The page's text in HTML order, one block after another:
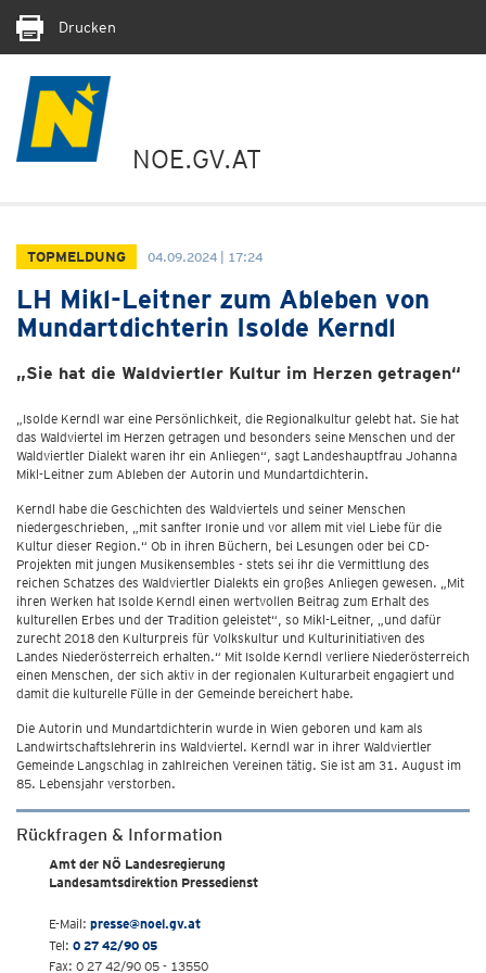
Drucken
NOE.GV.AT
TOPMELDUNG 04.09.2024 | 17:24
LH Mikl-Leitner zum Ableben von
Mundartdichterin Isolde Kerndl
„Sie hat die Waldviertler Kultur im Herzen getragen“
„Isolde Kerndl war eine Persönlichkeit, die Regionalkultur gelebt hat. Sie hat
das Waldviertel im Herzen getragen und besonders seine Menschen und der
Waldviertler Dialekt waren ihr ein Anliegen“, sagt Landeshauptfrau Johanna
Mikl-Leitner zum Ableben der Autorin und Mundartdichterin.
Kerndl habe die Geschichten des Waldviertels und seiner Menschen
niedergeschrieben, „mit sanfter Ironie und vor allem mit viel Liebe für die
Kultur dieser Region.“ Ob in ihren Büchern, bei Lesungen oder bei CD-
Projekten mit jungen Musikensembles - stets sei ihr die Vermittlung des
reichen Schatzes des Waldviertler Dialekts ein großes Anliegen gewesen. „Mit
ihren Werken hat Isolde Kerndl einen wertvollen Beitrag zum Erhalt des
kulturellen Erbes und der Tradition geleistet“, so Mikl-Leitner, „und dafür
zurecht 2018 den Kulturpreis für Volkskultur und Kulturinitiativen des
Landes Niederösterreich erhalten.“ Mit Isolde Kerndl verliere Niederösterreich
einen Menschen, der sich aktiv in der regionalen Kulturarbeit engagiert und
damit die kulturelle Fülle in der Gemeinde bereichert habe.
Die Autorin und Mundartdichterin wurde in Wien geboren und kam als
Landwirtschaftslehrerin ins Waldviertel. Kerndl war in ihrer Waldviertler
Gemeinde Langschlag in zahlreichen Vereinen tätig. Sie ist am 31. August im
85. Lebensjahr verstorben.
Rückfragen & Information
Amt der NÖ Landesregierung
Landesamtsdirektion Pressedienst
E-Mail: presse@noel.gv.at
Tel: 0 27 42/90 05
Fax: 0 27 42/90 05 - 13550